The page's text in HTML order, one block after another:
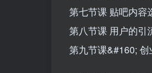
第七节课 贴吧内容
第八节课 用户的引
第九节课&#160; 创